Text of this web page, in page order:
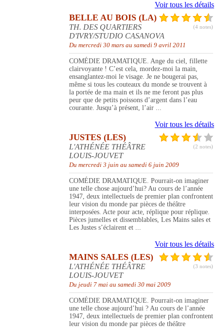
Voir tous les détails
(4 notes)
BELLE AU BOIS (LA)
TH. DES QUARTIERS
D'IVRY/STUDIO CASANOVA
Du mercredi 30 mars au samedi 9 avril 2011
COMÉDIE DRAMATIQUE. Ange du ciel, fillette
clairvoyante ! C’est cela, mordez-moi la main,
ensanglantez-moi le visage. Je ne bougerai pas,
même si tous les couteaux du monde se trouvent à
la portée de ma main et ils ne me feront pas plus
peur que de petits poissons d’argent dans l’eau
courante. Jusqu’à présent, l’air ...
Voir tous les détails
(2 notes)
JUSTES (LES)
L'ATHÉNÉE THÉÂTRE
LOUIS-JOUVET
Du mercredi 3 juin au samedi 6 juin 2009
COMÉDIE DRAMATIQUE. Pourrait-on imaginer
une telle chose aujourd’hui? Au cours de l’année
1947, deux intellectuels de premier plan confrontent
leur vision du monde par pièces de théâtre
interposées. Acte pour acte, réplique pour réplique.
Pièces jumelles et dissemblables, Les Mains sales et
Les Justes s’éclairent et ...
Voir tous les détails
(3 notes)
MAINS SALES (LES)
L'ATHÉNÉE THÉÂTRE
LOUIS-JOUVET
Du jeudi 7 mai au samedi 30 mai 2009
COMÉDIE DRAMATIQUE. Pourrait-on imaginer
une telle chose aujourd’hui ? Au cours de l’année
1947, deux intellectuels de premier plan confrontent
leur vision du monde par pièces de théâtre